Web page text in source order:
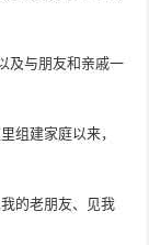
及与朋友和亲戚一
组建家庭以来，
的老朋友、见我